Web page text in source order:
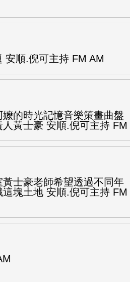
安順.倪可主持 FM AM
的時光記憶音樂策畫曲盤
黃士豪 安順.倪可主持 FM
士豪老師希望透過不同年
塊土地 安順.倪可主持 FM